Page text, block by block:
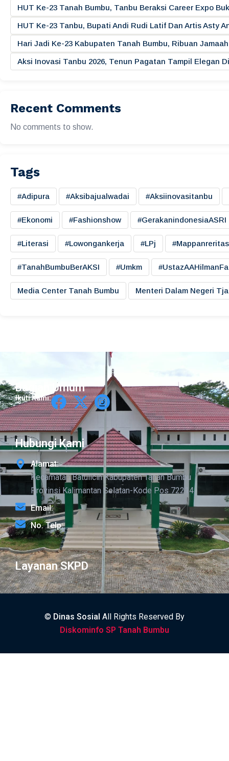
HUT Ke-23 Tanah Bumbu, Tanbu Beraksi Career Expo
HUT Ke-23 Tanbu, Bupati Andi Rudi Latif Dan Artis Asty
Hari Jadi Ke-23 Kabupaten Tanah Bumbu, Ribuan
Aksi Inovasi Tanbu 2026, Tenun Pagatan Tampil Elegan
Recent Comments
No comments to show.
Tags
#adipura #aksibajualwadai #aksiinovasitanbu
#ekonomi #fashionshow #gerakanindonesiaASRI
#literasi #lowongankerja #LPj
#TanahBumbuBerAKSI #umkm
Media Center Tanah Bumbu Menteri Dalam Negeri
Bagian Umum
Ikuti Kami:
Hubungi Kami
Alamat:
Kecamatan Batulicin Kabupaten Tanah Bumbu
Provinsi Kalimantan Selatan-Kode Pos 72214
Email:
No. Telp:
Layanan SKPD
© Dinas Sosial All Rights Reserved By
Diskominfo SP Tanah Bumbu